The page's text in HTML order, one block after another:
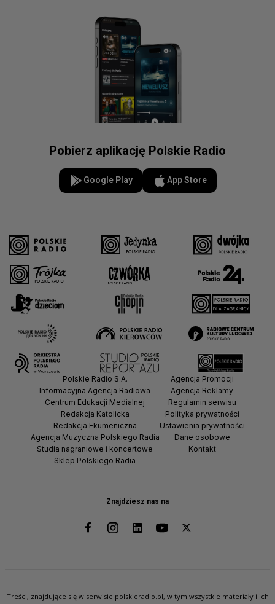
Pobierz aplikację Polskie Radio
Google Play App Store
Znajdziesz nas na
Polskie Radio S.A.
Informacyjna Agencja Radiowa
Centrum Edukacji Medialnej
Redakcja Katolicka
Redakcja Ekumeniczna
Agencja Muzyczna Polskiego Radia
Studia nagraniowe i koncertowe
Sklep Polskiego Radia
Agencja Promocji
Agencja Reklamy
Regulamin serwisu
Polityka prywatności
Ustawienia prywatności
Dane osobowe
Kontakt
Treści, znajdujące się w serwisie polskieradio.pl, w tym wszystkie materiały i ich